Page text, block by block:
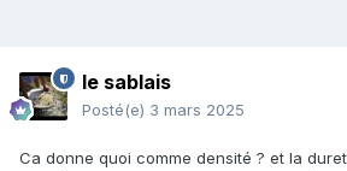
le sablais
Posté(e) 3 mars 2025
Ca donne quoi comme densité ? et la